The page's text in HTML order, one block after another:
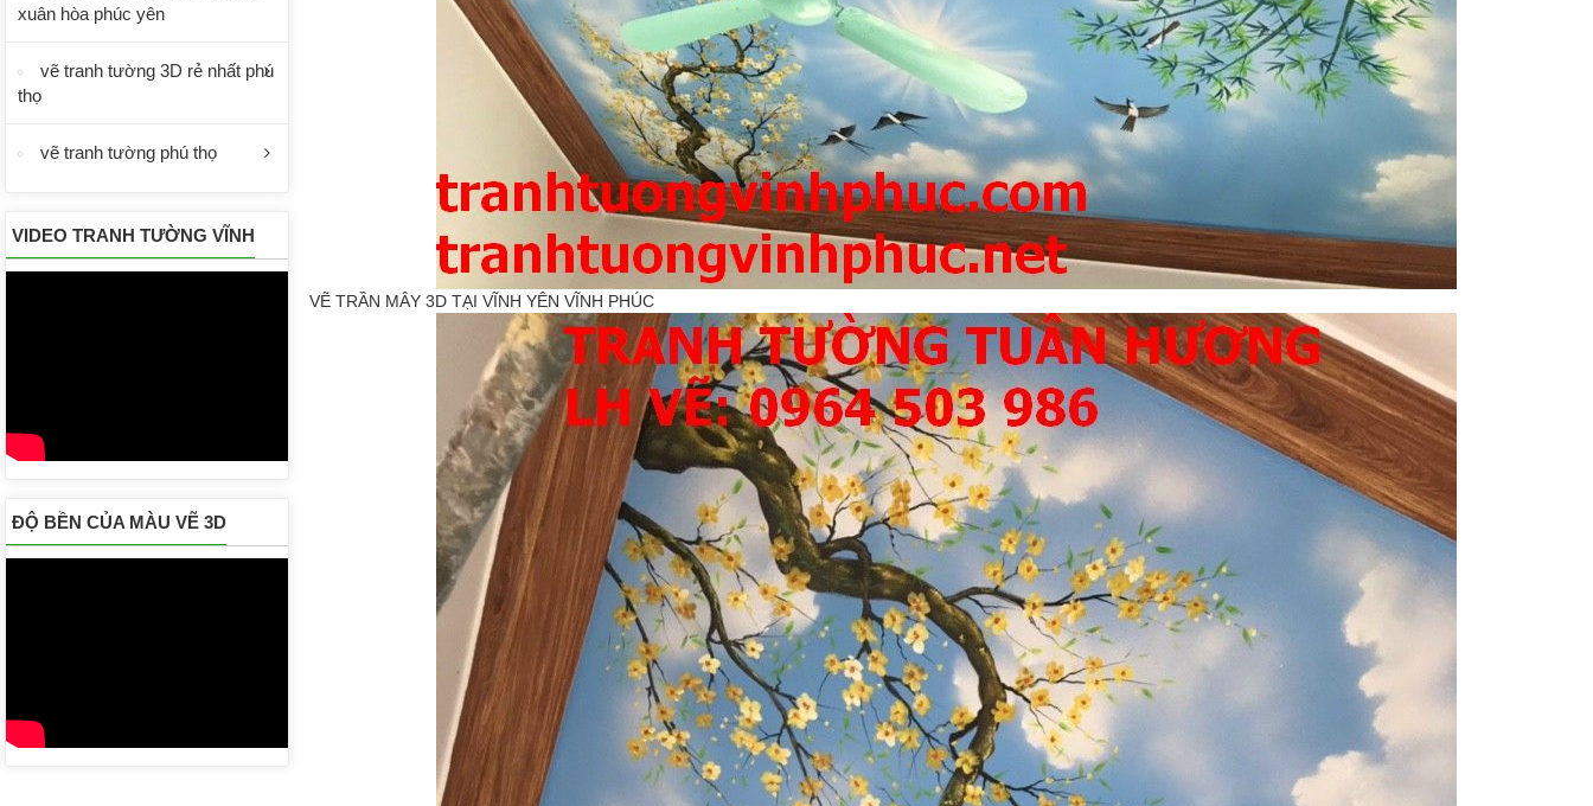
VẼ TRẦN MÂY 3D TẠI VĨNH YÊN VĨNH PHÚC
xuân hòa phúc yên
vẽ tranh tường 3D rẻ nhất phú
thọ
vẽ tranh tường phú thọ
VIDEO TRANH TƯỜNG VĨNH
ĐỘ BỀN CỦA MÀU VẼ 3D